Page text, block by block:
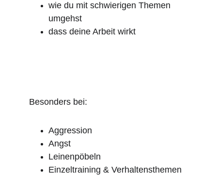
wie du mit schwierigen Themen
umgehst
dass deine Arbeit wirkt
Besonders bei:
Aggression
Angst
Leinenpöbeln
Einzeltraining & Verhaltensthemen